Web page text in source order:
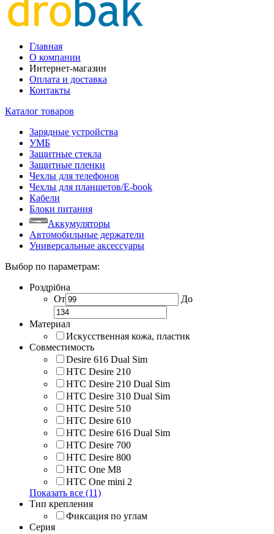
Главная
О компании
Интернет-магазин
Оплата и доставка
Контакты
Каталог товаров
Зарядные устройства
УМБ
Защитные стекла
Защитные пленки
Чехлы для телефонов
Чехлы для планшетов/E-book
Кабели
Блоки питания
Аккумуляторы
Автомобильные держатели
Универсальные аксессуары
Выбор по параметрам:
Роздрібна
От
До
Материал
Искусственная кожа, пластик
Совместимость
Desire 616 Dual Sim
HTC Desire 210
HTC Desire 210 Dual Sim
HTC Desire 310 Dual Sim
HTC Desire 510
HTC Desire 610
HTC Desire 616 Dual Sim
HTC Desire 700
HTC Desire 800
HTC One M8
HTC One mini 2
Показать все (11)
Тип крепления
Фиксация по углам
Серия